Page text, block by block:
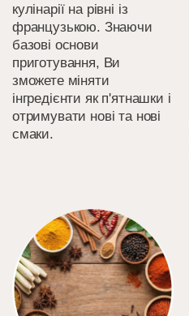
кулінарії на рівні із
французькою. Знаючи
базові основи
приготування, Ви
зможете міняти
інгредієнти як п'ятнашки і
отримувати нові та нові
смаки.